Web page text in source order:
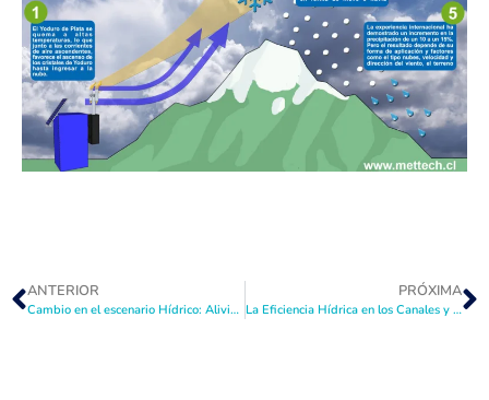
ANTERIOR
Cambio en el escenario Hídrico: Alivio, pero no Solución
PRÓXIMA
La Eficiencia Hídrica en los Canales y en el Predio: Mejoras Sencillas para Aumentar la Entrega del Agua